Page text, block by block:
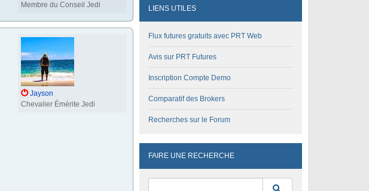
Membre du Conseil Jedi
Jayson
Chevalier Émérite Jedi
LIENS UTILES
Flux futures gratuits avec PRT Web
Avis sur PRT Futures
Inscription Compte Demo
Comparatif des Brokers
Recherches sur le Forum
FAIRE UNE RECHERCHE